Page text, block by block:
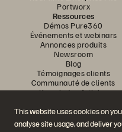
This website uses cookies on
analyse site usage, and deliver
Portworx
Ressources
Démos Pure360
Événements et webinars
Annonces produits
Newsroom
Blog
Témoignages clients
Communauté de clients
Knowledge Articles